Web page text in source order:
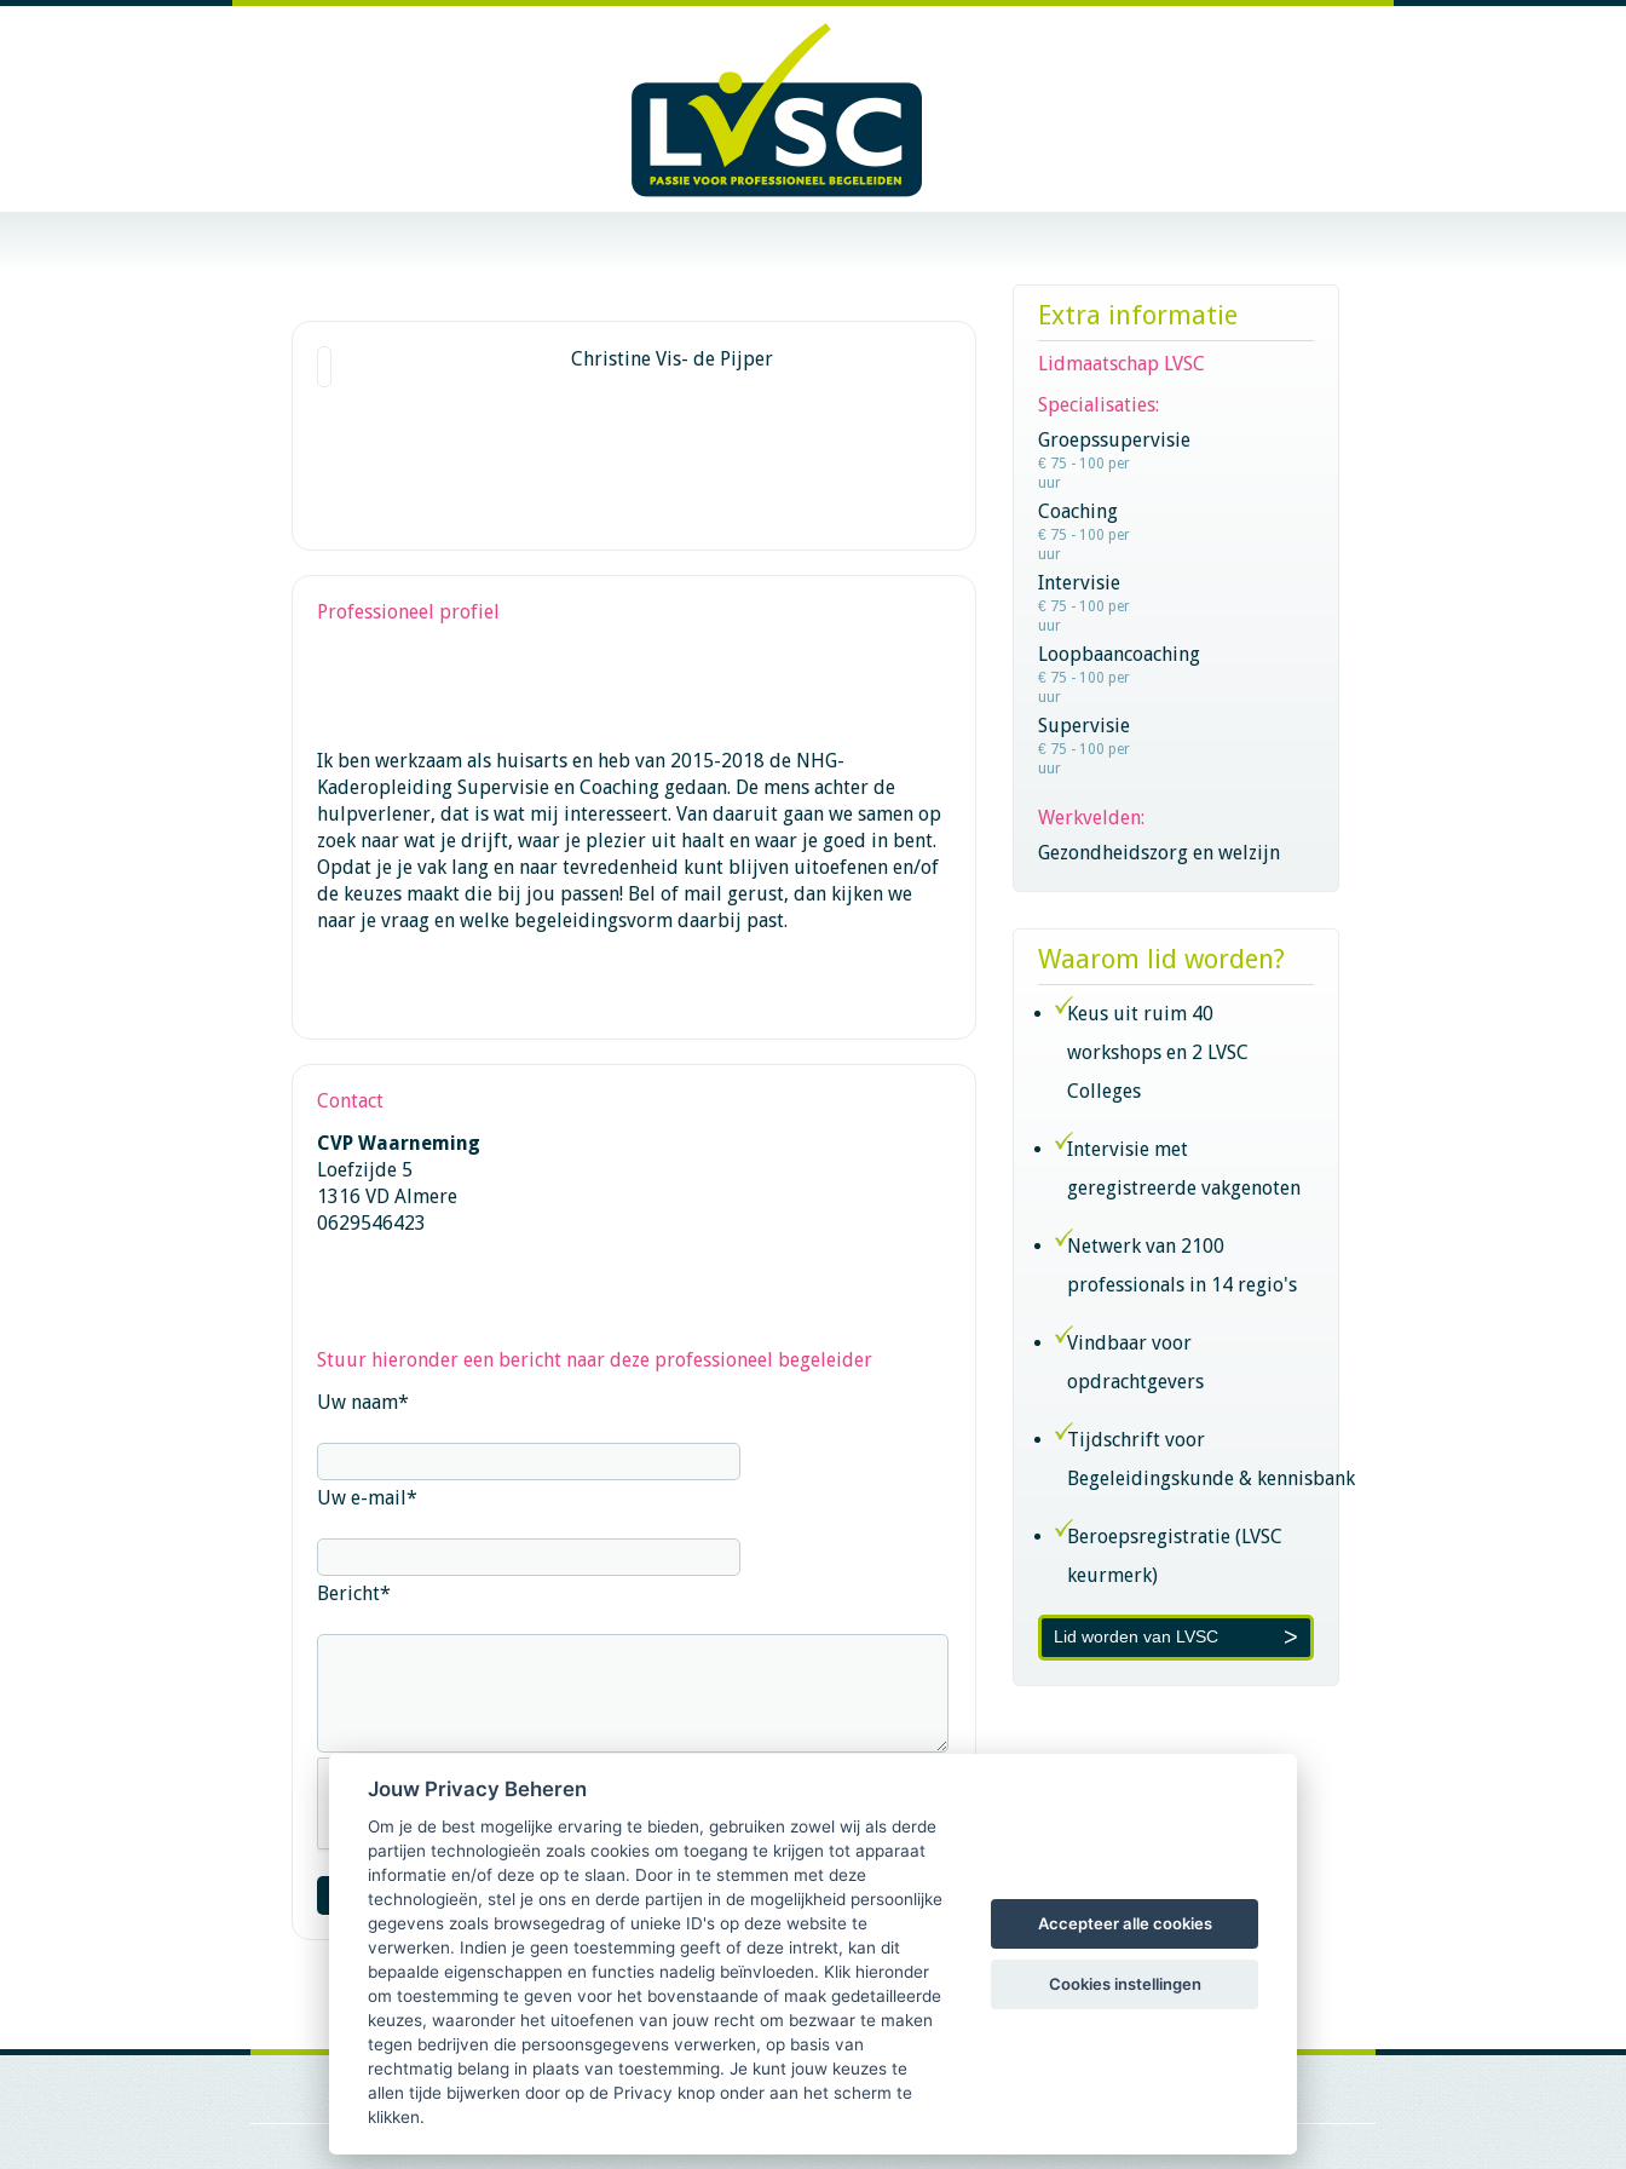
Christine Vis- de Pijper
Professioneel profiel
Ik ben werkzaam als huisarts en heb van 2015-2018 de NHG-
Kaderopleiding Supervisie en Coaching gedaan. De mens achter de
hulpverlener, dat is wat mij interesseert. Van daaruit gaan we samen op
zoek naar wat je drijft, waar je plezier uit haalt en waar je goed in bent.
Opdat je je vak lang en naar tevredenheid kunt blijven uitoefenen en/of
de keuzes maakt die bij jou passen! Bel of mail gerust, dan kijken we
naar je vraag en welke begeleidingsvorm daarbij past.
Contact
CVP Waarneming
Loefzijde 5
1316 VD Almere
0629546423
Stuur hieronder een bericht naar deze professioneel begeleider
Uw naam*
Uw e-mail*
Bericht*
Extra informatie
Lidmaatschap LVSC
Specialisaties:
Groepssupervisie
€ 75 - 100 per
uur
Coaching
€ 75 - 100 per
uur
Intervisie
€ 75 - 100 per
uur
Loopbaancoaching
€ 75 - 100 per
uur
Supervisie
€ 75 - 100 per
uur
Werkvelden:
Gezondheidszorg en welzijn
Waarom lid worden?
Keus uit ruim 40
workshops en 2 LVSC
Colleges
Intervisie met
geregistreerde vakgenoten
Netwerk van 2100
professionals in 14 regio's
Vindbaar voor
opdrachtgevers
Tijdschrift voor
Begeleidingskunde & kennisbank
Beroepsregistratie (LVSC
keurmerk)
Lid worden van LVSC
Jouw Privacy Beheren
Om je de best mogelijke ervaring te bieden, gebruiken zowel wij als derde
partijen technologieën zoals cookies om toegang te krijgen tot apparaat
informatie en/of deze op te slaan. Door in te stemmen met deze
technologieën, stel je ons en derde partijen in de mogelijkheid persoonlijke
gegevens zoals browsegedrag of unieke ID's op deze website te
verwerken. Indien je geen toestemming geeft of deze intrekt, kan dit
bepaalde eigenschappen en functies nadelig beïnvloeden. Klik hieronder
om toestemming te geven voor het bovenstaande of maak gedetailleerde
keuzes, waaronder het uitoefenen van jouw recht om bezwaar te maken
tegen bedrijven die persoonsgegevens verwerken, op basis van
rechtmatig belang in plaats van toestemming. Je kunt jouw keuzes te
allen tijde bijwerken door op de Privacy knop onder aan het scherm te
klikken.
Accepteer alle cookies
Cookies instellingen